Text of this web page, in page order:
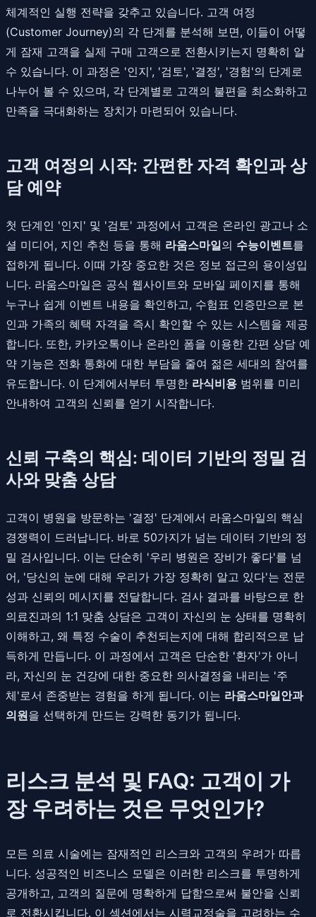
체계적인 실행 전략을 갖추고 있습니다. 고객 여정
(Customer Journey)의 각 단계를 분석해 보면, 이들이 어떻
게 잠재 고객을 실제 구매 고객으로 전환시키는지 명확히 알
수 있습니다. 이 과정은 '인지', '검토', '결정', '경험'의 단계로
나누어 볼 수 있으며, 각 단계별로 고객의 불편을 최소화하고
만족을 극대화하는 장치가 마련되어 있습니다.
고객 여정의 시작: 간편한 자격 확인과 상
담 예약
첫 단계인 '인지' 및 '검토' 과정에서 고객은 온라인 광고나 소
셜 미디어, 지인 추천 등을 통해 라움스마일의 수능이벤트를
접하게 됩니다. 이때 가장 중요한 것은 정보 접근의 용이성입
니다. 라움스마일은 공식 웹사이트와 모바일 페이지를 통해
누구나 쉽게 이벤트 내용을 확인하고, 수험표 인증만으로 본
인과 가족의 혜택 자격을 즉시 확인할 수 있는 시스템을 제공
합니다. 또한, 카카오톡이나 온라인 폼을 이용한 간편 상담 예
약 기능은 전화 통화에 대한 부담을 줄여 젊은 세대의 참여를
유도합니다. 이 단계에서부터 투명한 라식비용 범위를 미리
안내하여 고객의 신뢰를 얻기 시작합니다.
신뢰 구축의 핵심: 데이터 기반의 정밀 검
사와 맞춤 상담
고객이 병원을 방문하는 '결정' 단계에서 라움스마일의 핵심
경쟁력이 드러납니다. 바로 50가지가 넘는 데이터 기반의 정
밀 검사입니다. 이는 단순히 '우리 병원은 장비가 좋다'를 넘
어, '당신의 눈에 대해 우리가 가장 정확히 알고 있다'는 전문
성과 신뢰의 메시지를 전달합니다. 검사 결과를 바탕으로 한
의료진과의 1:1 맞춤 상담은 고객이 자신의 눈 상태를 명확히
이해하고, 왜 특정 수술이 추천되는지에 대해 합리적으로 납
득하게 만듭니다. 이 과정에서 고객은 단순한 '환자'가 아니
라, 자신의 눈 건강에 대한 중요한 의사결정을 내리는 '주
체'로서 존중받는 경험을 하게 됩니다. 이는 라움스마일안과
의원을 선택하게 만드는 강력한 동기가 됩니다.
리스크 분석 및 FAQ: 고객이 가
장 우려하는 것은 무엇인가?
모든 의료 시술에는 잠재적인 리스크와 고객의 우려가 따릅
니다. 성공적인 비즈니스 모델은 이러한 리스크를 투명하게
공개하고, 고객의 질문에 명확하게 답함으로써 불안을 신뢰
로 전환시킵니다. 이 섹션에서는 시력교정술을 고려하는 수